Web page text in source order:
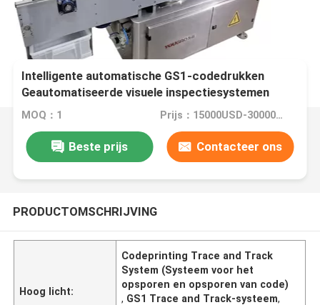
Intelligente automatische GS1-codedrukken
Geautomatiseerde visuele inspectiesystemen
MOQ：1 Prijs：15000USD-30000USD
Beste prijs Contacteer ons
PRODUCTOMSCHRIJVING
Hoog licht:
Codeprinting Trace and Track
System (Systeem voor het
opsporen en opsporen van code)
, GS1 Trace and Track-systeem,